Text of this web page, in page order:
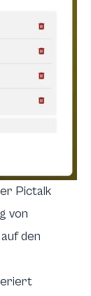
Pictalk
von
den